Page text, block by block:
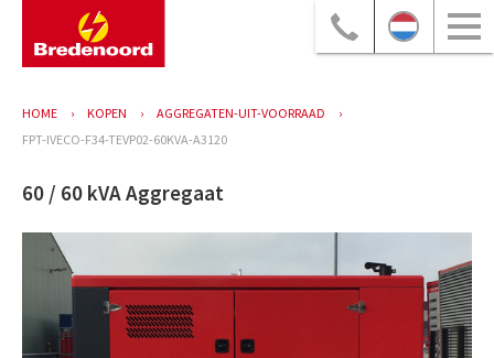
HOME KOPEN
AGGREGATEN-UIT-VOORRAAD
FPT-IVECO-F34-TEVP02-60KVA-A3120
60 / 60 kVA Aggregaat